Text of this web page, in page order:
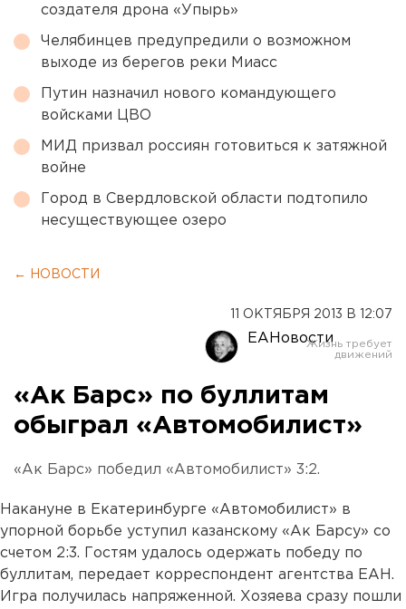
создателя дрона «Упырь»
Челябинцев предупредили о возможном
выходе из берегов реки Миасс
Путин назначил нового командующего
войсками ЦВО
МИД призвал россиян готовиться к затяжной
войне
Город в Свердловской области подтопило
несуществующее озеро
← НОВОСТИ
11 ОКТЯБРЯ 2013 В 12:07
ЕАНовости
«Ак Барс» по буллитам
обыграл «Автомобилист»
«Ак Барс» победил «Автомобилист» 3:2.
Накануне в Екатеринбурге «Автомобилист» в
упорной борьбе уступил казанскому «Ак Барсу» со
счетом 2:3. Гостям удалось одержать победу по
буллитам, передает корреспондент агентства ЕАН.
Игра получилась напряженной. Хозяева сразу пошли